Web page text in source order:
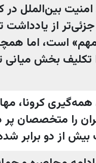
بین‌الملل در
جزئی‌تر از
است، اما
تکلیف بخش
را متخصصان
بیش از دو برابر